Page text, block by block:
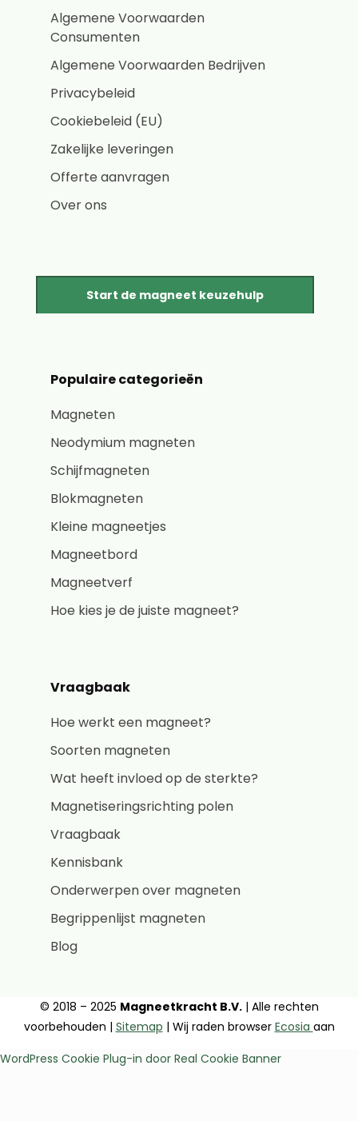
Algemene Voorwaarden
Consumenten
Algemene Voorwaarden Bedrijven
Privacybeleid
Cookiebeleid (EU)
Zakelijke leveringen
Offerte aanvragen
Over ons
Start de magneet keuzehulp
Populaire categorieën
Magneten
Neodymium magneten
Schijfmagneten
Blokmagneten
Kleine magneetjes
Magneetbord
Magneetverf
Hoe kies je de juiste magneet?
Vraagbaak
Hoe werkt een magneet?
Soorten magneten
Wat heeft invloed op de sterkte?
Magnetiseringsrichting polen
Vraagbaak
Kennisbank
Onderwerpen over magneten
Begrippenlijst magneten
Blog
© 2018 – 2025 Magneetkracht B.V.| Alle rechten
voorbehouden | Sitemap | Wij raden browser Ecosia aan
WordPress Cookie Plug-in door Real Cookie Banner